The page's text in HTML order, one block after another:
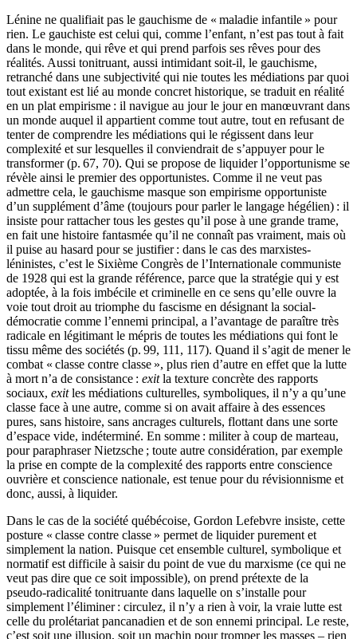
Lénine ne qualifiait pas le gauchisme de « maladie infantile » pour
rien. Le gauchiste est celui qui, comme l’enfant, n’est pas tout à fait
dans le monde, qui rêve et qui prend parfois ses rêves pour des
réalités. Aussi tonitruant, aussi intimidant soit-il, le gauchisme,
retranché dans une subjectivité qui nie toutes les médiations par quoi
tout existant est lié au monde concret historique, se traduit en réalité
en un plat empirisme : il navigue au jour le jour en manœuvrant dans
un monde auquel il appartient comme tout autre, tout en refusant de
tenter de comprendre les médiations qui le régissent dans leur
complexité et sur lesquelles il conviendrait de s’appuyer pour le
transformer (p. 67, 70). Qui se propose de liquider l’opportunisme se
révèle ainsi le premier des opportunistes. Comme il ne veut pas
admettre cela, le gauchisme masque son empirisme opportuniste
d’un supplément d’âme (toujours pour parler le langage hégélien) : il
insiste pour rattacher tous les gestes qu’il pose à une grande trame,
en fait une histoire fantasmée qu’il ne connaît pas vraiment, mais où
il puise au hasard pour se justifier : dans le cas des marxistes-
léninistes, c’est le Sixième Congrès de l’Internationale communiste
de 1928 qui est la grande référence, parce que la stratégie qui y est
adoptée, à la fois imbécile et criminelle en ce sens qu’elle ouvre la
voie tout droit au triomphe du fascisme en désignant la social-
démocratie comme l’ennemi principal, a l’avantage de paraître très
radicale en légitimant le mépris de toutes les médiations qui font le
tissu même des sociétés (p. 99, 111, 117). Quand il s’agit de mener le
combat « classe contre classe », plus rien d’autre en effet que la lutte
à mort n’a de consistance : exitla texture concrète des rapports
sociaux, exitles médiations culturelles, symboliques, il n’y a qu’une
classe face à une autre, comme si on avait affaire à des essences
pures, sans histoire, sans ancrages culturels, flottant dans une sorte
d’espace vide, indéterminé. En somme : militer à coup de marteau,
pour paraphraser Nietzsche ; toute autre considération, par exemple
la prise en compte de la complexité des rapports entre conscience
ouvrière et conscience nationale, est tenue pour du révisionnisme et
donc, aussi, à liquider.
Dans le cas de la société québécoise, Gordon Lefebvre insiste, cette
posture « classe contre classe » permet de liquider purement et
simplement la nation. Puisque cet ensemble culturel, symbolique et
normatif est difficile à saisir du point de vue du marxisme (ce qui ne
veut pas dire que ce soit impossible), on prend prétexte de la
pseudo-radicalité tonitruante dans laquelle on s’installe pour
simplement l’éliminer : circulez, il n’y a rien à voir, la vraie lutte est
celle du prolétariat pancanadien et de son ennemi principal. Le reste,
c’est soit une illusion, soit un machin pour tromper les masses – rien